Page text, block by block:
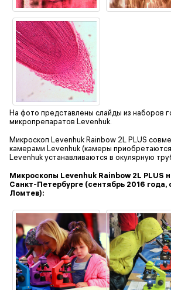
На фото представлены слайды из наборов
микропрепаратов Levenhuk.
Микроскоп Levenhuk Rainbow 2L PLUS
камерами Levenhuk (камеры
Levenhuk устанавливаются в окулярную
Микроскопы Levenhuk Rainbow 2L PLUS
Санкт-Петербурге (сентябрь 2016
Ломтев):